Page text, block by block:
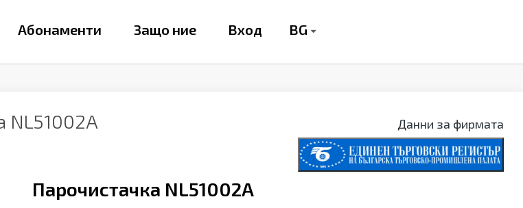
Абонаменти Защо ние Вход BG
NL51002A Данни за фирмата
Парочистачка NL51002A